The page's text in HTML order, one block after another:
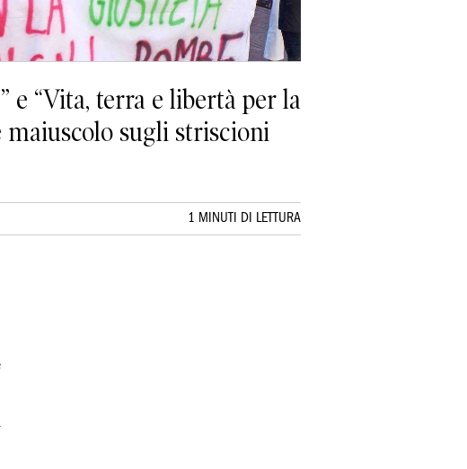
e “Vita, terra e libertà per la
maiuscolo sugli striscioni
1 MINUTI DI LETTURA